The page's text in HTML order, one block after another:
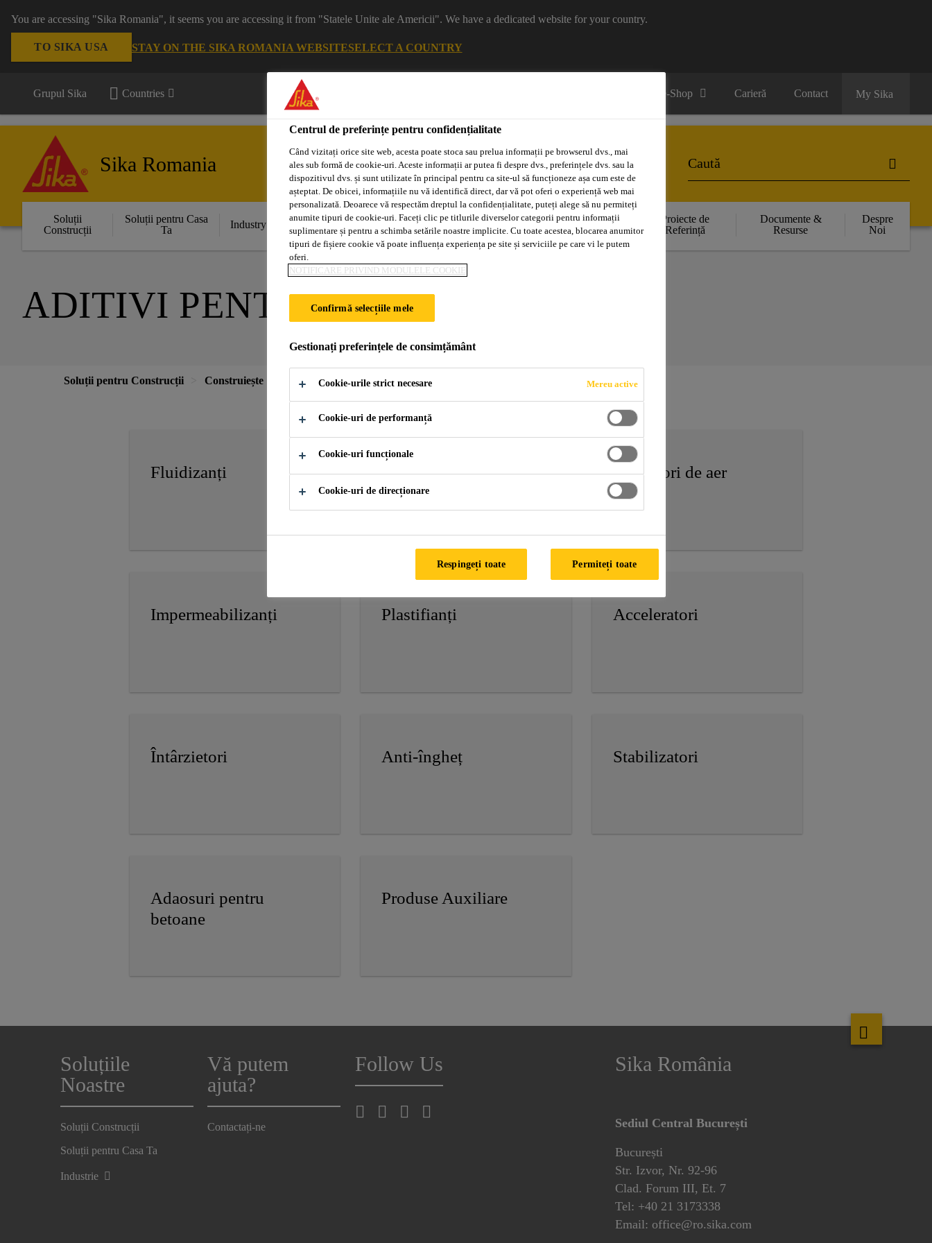
You are accessing "Sika Romania", it seems you are accessing it from "Statele Unite ale Americii". We have a dedicated website for your country.
TO SIKA USA STAY ON THE SIKA ROMANIA WEBSITESELECT A COUNTRY
Grupul Sika Countries B2B e-Shop Carieră Contact My Sika
Sika Romania
Soluții
Construcții
Soluții pentru Casa
Ta
Industry
Sisteme
Adeplast
Distribuitori/Aplicatori
Autorizați
Tehnologia
Purform®
Proiecte de
Referință
Documente &
Resurse
Despre
Noi
ADITIVI PENTRU BETOANE
Soluții pentru Construcții Construiește Aditivi pentru betoane
Fluidizanți Superfluidizanți Antrenori de aer
Impermeabilizanți Plastifianți Acceleratori
Întârzietori Anti-îngheț Stabilizatori
Adaosuri pentru
betoane
Produse Auxiliare
Soluțiile
Noastre
Soluții Construcții
Soluții pentru Casa Ta
Industrie
Vă putem
ajuta?
Contactați-ne
Follow Us Sika România
Sediul Central București
București
Str. Izvor, Nr. 92-96
Clad. Forum III, Et. 7
Tel: +40 21 3173338
Email: office@ro.sika.com
Centrul de preferințe pentru confidențialitate
Când vizitați orice site web, acesta poate stoca sau prelua informații pe browserul dvs., mai
ales sub formă de cookie-uri. Aceste informații ar putea fi despre dvs., preferințele dvs. sau la
dispozitivul dvs. și sunt utilizate în principal pentru ca site-ul să funcționeze așa cum este de
așteptat. De obicei, informațiile nu vă identifică direct, dar vă pot oferi o experiență web mai
personalizată. Deoarece vă respectăm dreptul la confidențialitate, puteți alege să nu permiteți
anumite tipuri de cookie-uri. Faceți clic pe titlurile diverselor categorii pentru informații
suplimentare și pentru a schimba setările noastre implicite. Cu toate acestea, blocarea anumitor
tipuri de fișiere cookie vă poate influența experiența pe site și serviciile pe care vi le putem
oferi.
NOTIFICARE PRIVIND MODULELE COOKIE
Confirmă selecțiile mele
Gestionați preferințele de consimțământ
Cookie-urile strict necesare Mereu active
Cookie-uri de performanță
Cookie-uri funcționale
Cookie-uri de direcționare
Respingeți toate Permiteți toate